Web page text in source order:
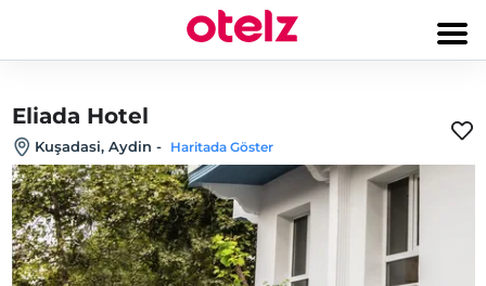
Eliada Hotel
Kuşadasi, Aydin - Haritada Göster